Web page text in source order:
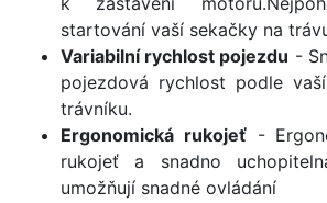
startování vaší sekačky na
Variabilní rychlost pojezdu -
pojezdová rychlost podle
trávníku.
Ergonomická rukojeť-
rukojeť a snadno
umožňují snadné ovládání